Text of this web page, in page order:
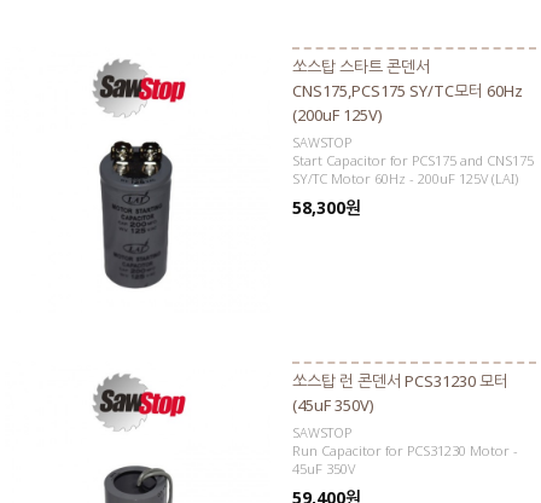
쏘스탑 스타트 콘덴서
CNS175,PCS175 SY/TC모터 60Hz
(200uF 125V)
SAWSTOP
Start Capacitor for PCS175 and CNS175
SY/TC Motor 60Hz - 200uF 125V (LAI)
58,300원
쏘스탑 런 콘덴서 PCS31230 모터
(45uF 350V)
SAWSTOP
Run Capacitor for PCS31230 Motor -
45uF 350V
59,400원